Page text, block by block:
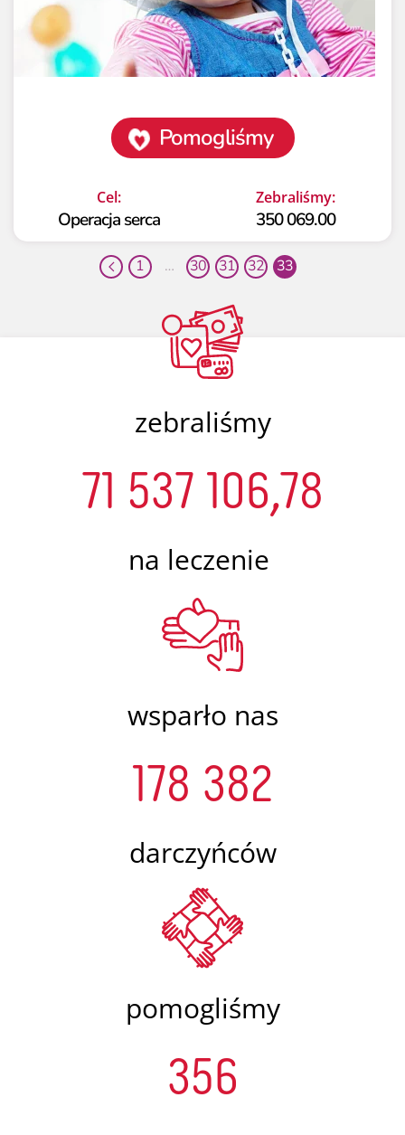
Pomogliśmy
Cel:
Operacja serca
Zebraliśmy:
350 069.00
1 … 30 31 32 33
zebraliśmy
71 537 106,78
na leczenie
wsparło nas
178 382
darczyńców
pomogliśmy
356